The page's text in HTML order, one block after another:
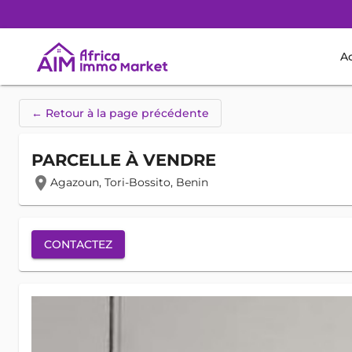
← Retour à la page précédente
PARCELLE À VENDRE
location_on Agazoun, Tori-Bossito, Benin
CONTACTEZ